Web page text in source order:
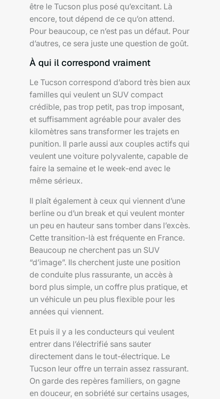
être le Tucson plus posé qu’excitant. Là
encore, tout dépend de ce qu’on attend.
Pour beaucoup, ce n’est pas un défaut. Pour
d’autres, ce sera juste une question de goût.
À qui il correspond vraiment
Le Tucson correspond d’abord très bien aux
familles qui veulent un SUV compact
crédible, pas trop petit, pas trop imposant,
et suffisamment agréable pour avaler des
kilomètres sans transformer les trajets en
punition. Il parle aussi aux couples actifs qui
veulent une voiture polyvalente, capable de
faire la semaine et le week-end avec le
même sérieux.
Il plaît également à ceux qui viennent d’une
berline ou d’un break et qui veulent monter
un peu en hauteur sans tomber dans l’excès.
Cette transition-là est fréquente en France.
Beaucoup ne cherchent pas un SUV
“d’image”. Ils cherchent juste une position
de conduite plus rassurante, un accès à
bord plus simple, un coffre plus pratique, et
un véhicule un peu plus flexible pour les
années qui viennent.
Et puis il y a les conducteurs qui veulent
entrer dans l’électrifié sans sauter
directement dans le tout-électrique. Le
Tucson leur offre un terrain assez rassurant.
On garde des repères familiers, on gagne
en douceur, en sobriété sur certains usages,